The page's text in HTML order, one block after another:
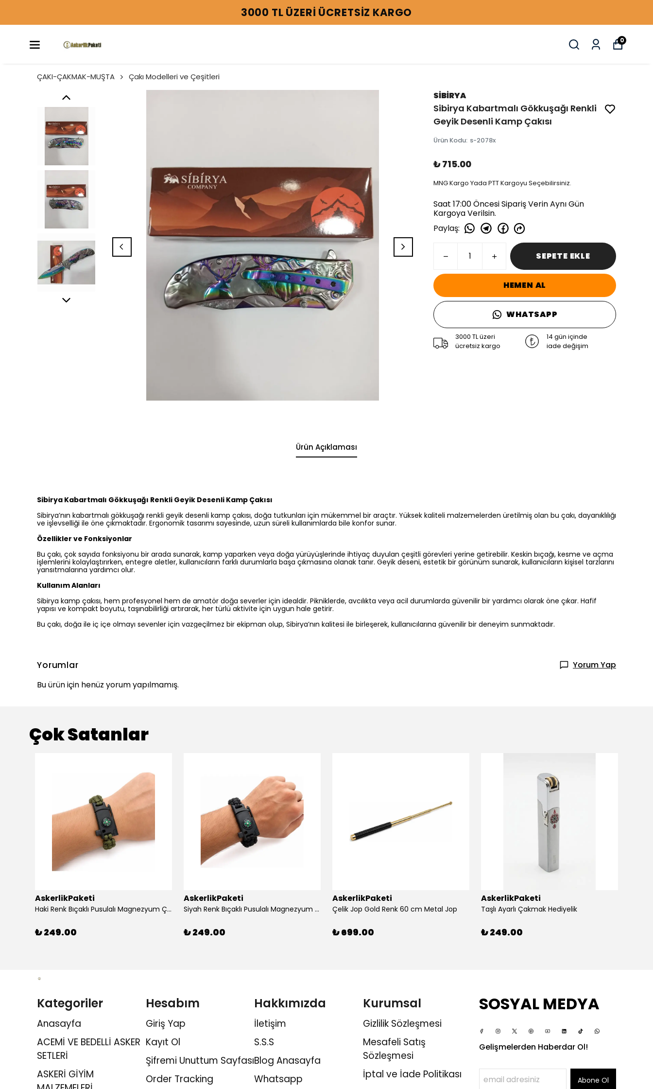
3000 TL ÜZERİ ÜCRETSİZ KARGO
0
ÇAKI-ÇAKMAK-MUŞTA Çakı Modelleri ve Çeşitleri
SİBİRYA
Sibirya Kabartmalı Gökkuşağı Renkli
Geyik Desenli Kamp Çakısı
Ürün Kodu: s-2078x
₺ 715.00
MNG Kargo Yada PTT Kargoyu Seçebilirsiniz.
Saat 17:00 Öncesi Sipariş Verin Aynı Gün
Kargoya Verilsin.
Paylaş:
SEPETE EKLE
HEMEN AL
WHATSAPP
3000 TL üzeri
ücretsiz kargo
14 gün içinde
iade değişim
Ürün Açıklaması
Sibirya Kabartmalı Gökkuşağı Renkli Geyik Desenli Kamp Çakısı
Sibirya’nın kabartmalı gökkuşağı renkli geyik desenli kamp çakısı, doğa tutkunları için mükemmel bir araçtır. Yüksek kaliteli malzemelerden üretilmiş olan bu çakı, dayanıklılığı
ve işlevselliği ile öne çıkmaktadır. Ergonomik tasarımı sayesinde, uzun süreli kullanımlarda bile konfor sunar.
Özellikler ve Fonksiyonlar
Bu çakı, çok sayıda fonksiyonu bir arada sunarak, kamp yaparken veya doğa yürüyüşlerinde ihtiyaç duyulan çeşitli görevleri yerine getirebilir. Keskin bıçağı, kesme ve açma
işlemlerini kolaylaştırırken, entegre aletler, kullanıcıların farklı durumlarla başa çıkmasına olanak tanır. Geyik deseni, estetik bir görünüm sunarak, kullanıcıların kişisel tarzlarını
yansıtmalarına yardımcı olur.
Kullanım Alanları
Sibirya kamp çakısı, hem profesyonel hem de amatör doğa severler için idealdir. Pikniklerde, avcılıkta veya acil durumlarda güvenilir bir yardımcı olarak öne çıkar. Hafif
yapısı ve kompakt boyutu, taşınabilirliği artırarak, her türlü aktivite için uygun hale getirir.
Bu çakı, doğa ile iç içe olmayı sevenler için vazgeçilmez bir ekipman olup, Sibirya’nın kalitesi ile birleşerek, kullanıcılarına güvenilir bir deneyim sunmaktadır.
Yorumlar
Yorum Yap
Bu ürün için henüz yorum yapılmamış.
Çok Satanlar
AskerlikPaketi
Haki Renk Bıçaklı Pusulalı Magnezyum Çubuklu Düdüklü Paracord Bileklik
₺ 249.00
AskerlikPaketi
Siyah Renk Bıçaklı Pusulalı Magnezyum Çubuklu Düdüklü Paracord Bileklik
₺ 249.00
AskerlikPaketi
Çelik Jop Gold Renk 60 cm Metal Jop
₺ 699.00
AskerlikPaketi
Taşlı Ayarlı Çakmak Hediyelik
₺ 249.00
Kategoriler
Anasayfa
ACEMİ VE BEDELLİ ASKER
SETLERİ
ASKERİ GİYİM
Hesabım
Giriş Yap
Kayıt Ol
Şifremi Unuttum Sayfası
Order Tracking
Hakkımızda
İletişim
S.S.S
Blog Anasayfa
Whatsapp
Kurumsal
Gizlilik Sözleşmesi
Mesafeli Satış
Sözleşmesi
İptal ve İade Politikası
SOSYAL MEDYA
Gelişmelerden Haberdar Ol!
Abone Ol